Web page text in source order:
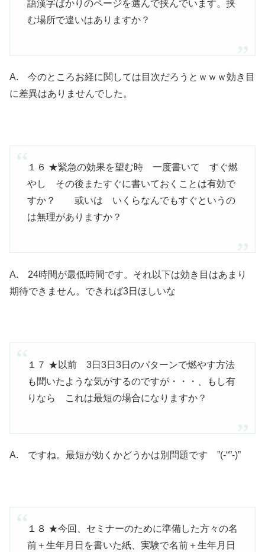
語漢字ばかりのページを選んで挟んでいます。挟
む場所で違いはありますか？
A. 今のところお経に関しては目次だろうとｗｗｗ効き目
に差異はありませんでした。
１６ ★緊急の効果を望む時 一度書いて すぐ燃
やし その後またすぐに書いておくことは有効で
すか？ 或いは いくらなんでもすぐというの
は無理がありますか？
A. 24時間が最低時間です。それ以下は効き目はあまり
期待できません。できれば3日ほしいな
１７ ★以前 3日3日3日のパターンで燃やす方法
も聞いたような気がするのですが・・・、もし有
りなら これは最短の場合になりますか？
A. ですね。最短が効くかどうかは別問題です ”(-“”-)”
１８ ★今回、セミナーのために準備した方々の名
前＋生年月日を書いた紙、実験で名前＋生年月日